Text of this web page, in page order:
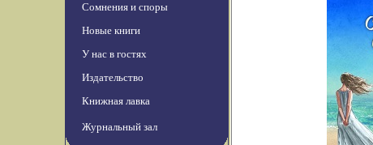
Сомнения и споры
Новые книги
У нас в гостях
Издательство
Книжная лавка
Журнальный зал